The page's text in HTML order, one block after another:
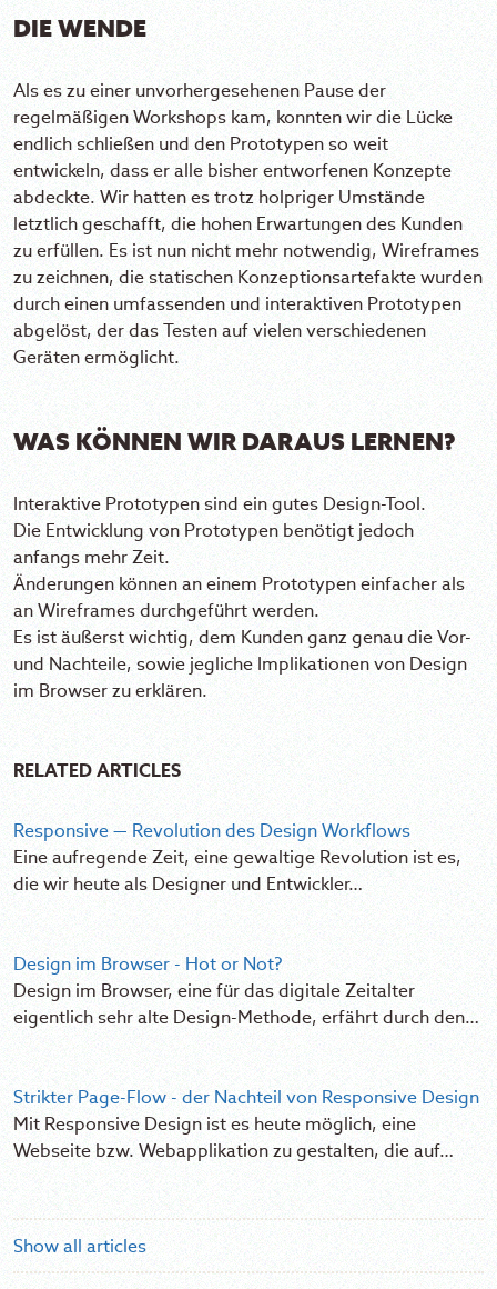
DIE WENDE
Als es zu einer unvorhergesehenen Pause der
regelmäßigen Workshops kam, konnten wir die Lücke
endlich schließen und den Prototypen so weit
entwickeln, dass er alle bisher entworfenen Konzepte
abdeckte. Wir hatten es trotz holpriger Umstände
letztlich geschafft, die hohen Erwartungen des Kunden
zu erfüllen. Es ist nun nicht mehr notwendig, Wireframes
zu zeichnen, die statischen Konzeptionsartefakte wurden
durch einen umfassenden und interaktiven Prototypen
abgelöst, der das Testen auf vielen verschiedenen
Geräten ermöglicht.
WAS KÖNNEN WIR DARAUS LERNEN?
Interaktive Prototypen sind ein gutes Design-Tool.
Die Entwicklung von Prototypen benötigt jedoch
anfangs mehr Zeit.
Änderungen können an einem Prototypen einfacher als
an Wireframes durchgeführt werden.
Es ist äußerst wichtig, dem Kunden ganz genau die Vor-
und Nachteile, sowie jegliche Implikationen von Design
im Browser zu erklären.
RELATED ARTICLES
Responsive — Revolution des Design Workflows
Eine aufregende Zeit, eine gewaltige Revolution ist es,
die wir heute als Designer und Entwickler…
Design im Browser - Hot or Not?
Design im Browser, eine für das digitale Zeitalter
eigentlich sehr alte Design-Methode, erfährt durch den…
Strikter Page-Flow - der Nachteil von Responsive Design
Mit Responsive Design ist es heute möglich, eine
Webseite bzw. Webapplikation zu gestalten, die auf…
Show all articles